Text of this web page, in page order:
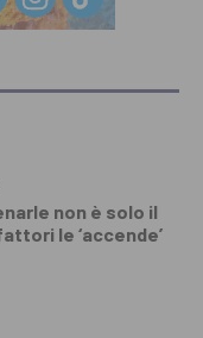
non è solo il
le ‘accende’